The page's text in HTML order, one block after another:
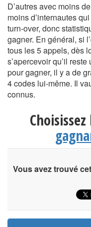
D’autres avec moins
moins d’internautes
turn-over, donc
gagner. En général, si
tous les 5 appels, dès
s’apercevoir qu’il
pour gagner, il y a de
4 codes lui-même. Il
connus.
Choisissez
Vous avez trouvé